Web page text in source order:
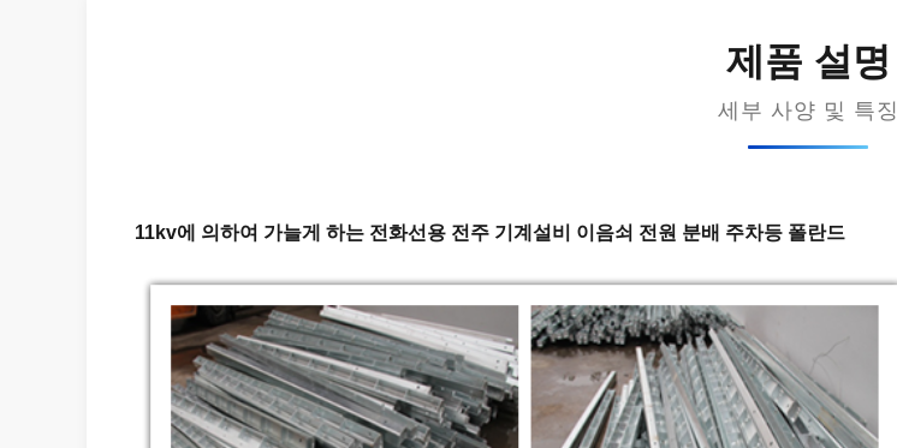
제품 설명
세부 사양 및 특징
11kv에 의하여 가늘게 하는 전화선용 전주 기계설비 이음쇠 전원 분배 주차등 폴란드